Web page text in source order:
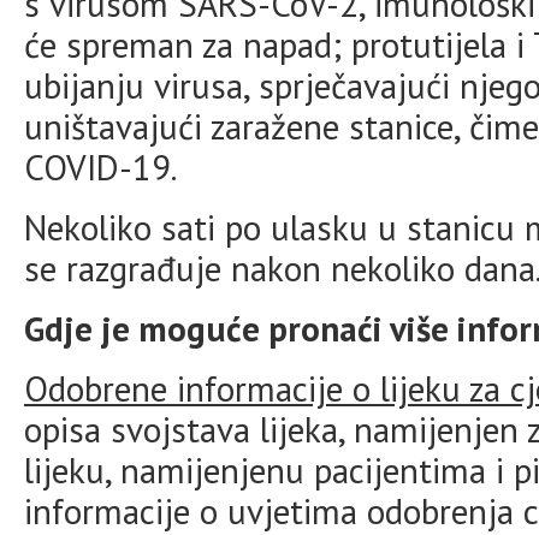
će spreman za napad; protutijela
ubijanju virusa, sprječavajući
uništavajući zaražene stanice,
COVID-19.
Nekoliko sati po ulasku u stanicu
se razgrađuje nakon nekoliko
Gdje je moguće pronaći više
Odobrene informacije o lijeku za
opisa svojstava lijeka,
lijeku, namijenjenu pacijentima i
informacije o uvjetima odobrenja